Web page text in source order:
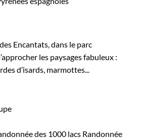
Encantats, dans le parc
les paysages fabuleux :
d’isards, marmottes...
des 1000 lacs Randonnée